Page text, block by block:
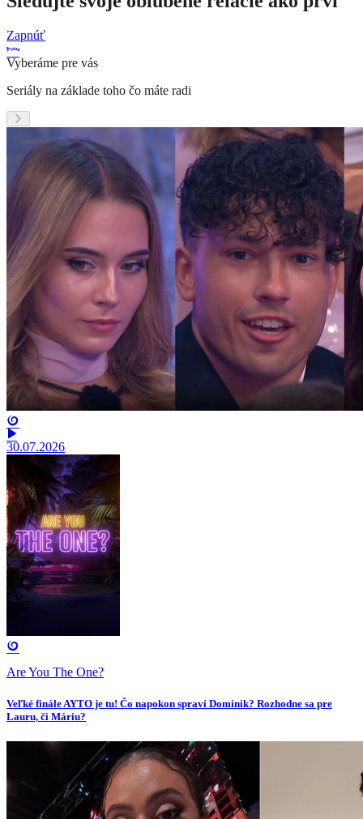
Zapnúť
Vyberáme pre vás
Seriály na základe toho čo máte radi
30.07.2026
Are You The One?
Veľké finále AYTO je tu! Čo napokon spraví Dominik? Rozhodne sa pre
Lauru, či Máriu?